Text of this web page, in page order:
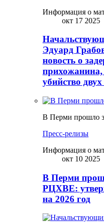
Информация о
окт 17 2025
Эдуард
новость о
убийство
В Перми прошло
Пресс-релизы
Информация о
окт 10 2025
В Перми
РЦХВЕ:
на 2026 год